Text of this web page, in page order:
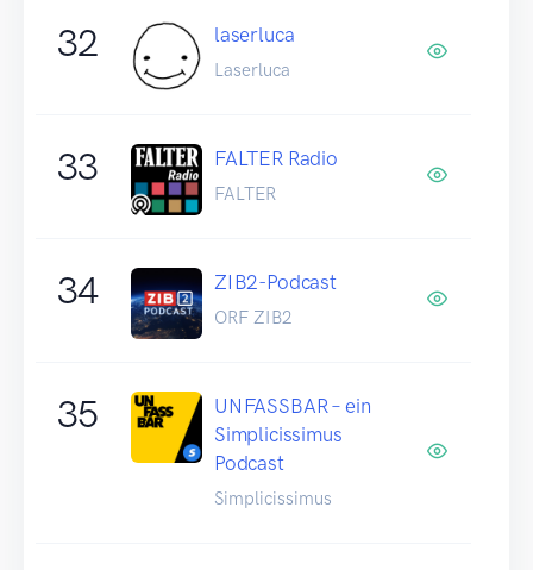
32 laserluca
Laserluca
33 FALTER Radio
FALTER
34 ZIB2-Podcast
ORF ZIB2
35
UNFASSBAR – ein
Simplicissimus
Podcast
Simplicissimus